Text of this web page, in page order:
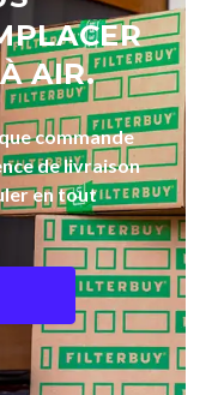
AIR.
commande
de livraison
en tout